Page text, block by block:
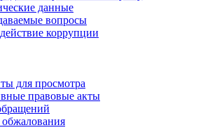
данные
вопросы
коррупции
для просмотра
правовые акты